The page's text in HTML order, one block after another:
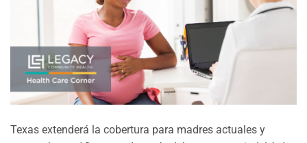
Texas extenderá la cobertura para madres actuales y